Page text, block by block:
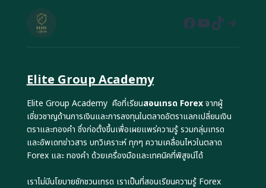
Facebook
YouTube
TikTok
Elite Group Academy
Elite Group Academy คือที่เรียนสอนเทรด Forexจากผู้
เชี่ยวชาญด้านการเงินและการลงทุนในตลาดอัตราแลกเปลี่ยนเงิน
ตราและทองคำ ซึ่งก่อตั้งขึ้นเพื่อเผยแพร่ความรู้ รวมกลุ่มเทรด
และอัพเดทข่าวสาร บทวิเคราะห์ ทุกๆ ความเคลื่อนไหวในตลาด
Forex และ ทองคำ ด้วยเครื่องมือและเทคนิคที่พิสูจน์ได้
เราไม่มีนโยบายชักชวนเทรด เราเป็นที่สอนเรียนความรู้ Forex